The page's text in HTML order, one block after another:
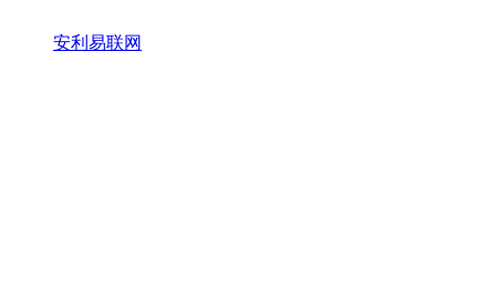
安利易联网